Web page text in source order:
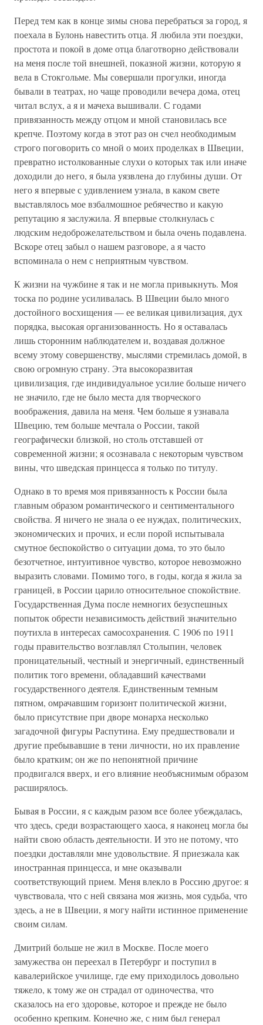
Перед тем как в конце зимы снова перебраться за город, я
поехала в Булонь навестить отца. Я любила эти поездки,
простота и покой в доме отца благотворно действовали
на меня после той внешней, показной жизни, которую я
вела в Стокгольме. Мы совершали прогулки, иногда
бывали в театрах, но чаще проводили вечера дома, отец
читал вслух, а я и мачеха вышивали. С годами
привязанность между отцом и мной становилась все
крепче. Поэтому когда в этот раз он счел необходимым
строго поговорить со мной о моих проделках в Швеции,
превратно истолкованные слухи о которых так или иначе
доходили до него, я была уязвлена до глубины души. От
него я впервые с удивлением узнала, в каком свете
выставлялось мое взбалмошное ребячество и какую
репутацию я заслужила. Я впервые столкнулась с
людским недоброжелательством и была очень подавлена.
Вскоре отец забыл о нашем разговоре, а я часто
вспоминала о нем с неприятным чувством.
К жизни на чужбине я так и не могла привыкнуть. Моя
тоска по родине усиливалась. В Швеции было много
достойного восхищения — ее великая цивилизация, дух
порядка, высокая организованность. Но я оставалась
лишь сторонним наблюдателем и, воздавая должное
всему этому совершенству, мыслями стремилась домой, в
свою огромную страну. Эта высокоразвитая
цивилизация, где индивидуальное усилие больше ничего
не значило, где не было места для творческого
воображения, давила на меня. Чем больше я узнавала
Швецию, тем больше мечтала о России, такой
географически близкой, но столь отставшей от
современной жизни; я осознавала с некоторым чувством
вины, что шведская принцесса я только по титулу.
Однако в то время моя привязанность к России была
главным образом романтического и сентиментального
свойства. Я ничего не знала о ее нуждах, политических,
экономических и прочих, и если порой испытывала
смутное беспокойство о ситуации дома, то это было
безотчетное, интуитивное чувство, которое невозможно
выразить словами. Помимо того, в годы, когда я жила за
границей, в России царило относительное спокойствие.
Государственная Дума после немногих безуспешных
попыток обрести независимость действий значительно
поутихла в интересах самосохранения. С 1906 по 1911
годы правительство возглавлял Столыпин, человек
проницательный, честный и энергичный, единственный
политик того времени, обладавший качествами
государственного деятеля. Единственным темным
пятном, омрачавшим горизонт политической жизни,
было присутствие при дворе монарха несколько
загадочной фигуры Распутина. Ему предшествовали и
другие пребывавшие в тени личности, но их правление
было кратким; он же по непонятной причине
продвигался вверх, и его влияние необъяснимым образом
расширялось.
Бывая в России, я с каждым разом все более убеждалась,
что здесь, среди возрастающего хаоса, я наконец могла бы
найти свою область деятельности. И это не потому, что
поездки доставляли мне удовольствие. Я приезжала как
иностранная принцесса, и мне оказывали
соответствующий прием. Меня влекло в Россию другое: я
чувствовала, что с ней связана моя жизнь, моя судьба, что
здесь, а не в Швеции, я могу найти истинное применение
своим силам.
Дмитрий больше не жил в Москве. После моего
замужества он переехал в Петербург и поступил в
кавалерийское училище, где ему приходилось довольно
тяжело, к тому же он страдал от одиночества, что
сказалось на его здоровье, которое и прежде не было
особенно крепким. Конечно же, с ним был генерал